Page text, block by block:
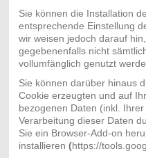
Sie können die Installation
entsprechende Einstellung
wir weisen jedoch darauf
gegebenenfalls nicht
vollumfänglich genutzt
Sie können darüber hinaus
Cookie erzeugten und auf
bezogenen Daten (inkl.
Verarbeitung dieser Daten
Sie ein Browser-Add-on
installieren (https://